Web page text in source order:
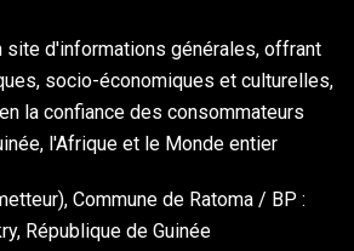
site d'informations générales, offrant
socio-économiques et culturelles,
la confiance des consommateurs
l'Afrique et le Monde entier
Commune de Ratoma / BP :
République de Guinée